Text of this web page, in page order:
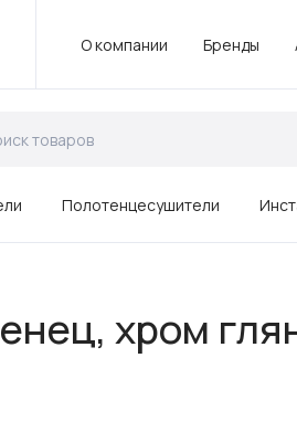
О компании Бренды
Полотенцесушители
хром